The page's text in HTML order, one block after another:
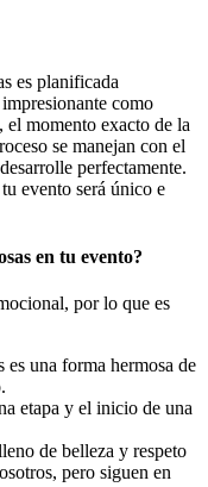
es planificada
como
momento exacto de la
se manejan con el
perfectamente.
evento será único e
en tu evento?
por lo que es
una forma hermosa de
etapa y el inicio de una
de belleza y respeto
pero siguen en